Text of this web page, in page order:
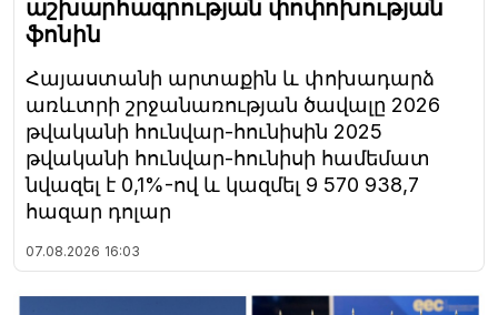
աշխարհագրության փոփոխության
ֆոնին
Հայաստանի արտաքին և փոխադարձ
առևտրի շրջանառության ծավալը 2026
թվականի հունվար-հունիսին 2025
թվականի հունվար-հունիսի համեմատ
նվազել է 0,1%-ով և կազմել 9 570 938,7
հազար դոլար
07.08.2026 16:03